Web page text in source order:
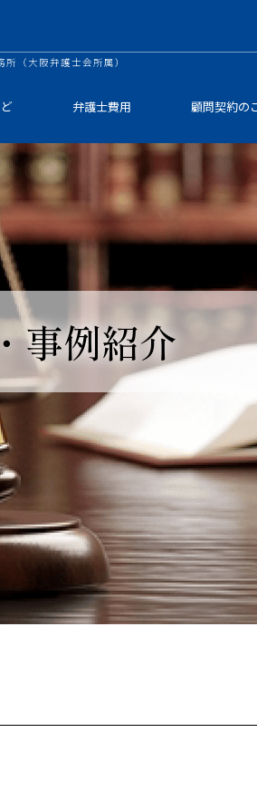
（大阪弁護士会所属）
弁護士費用 顧問契約の
事例紹介